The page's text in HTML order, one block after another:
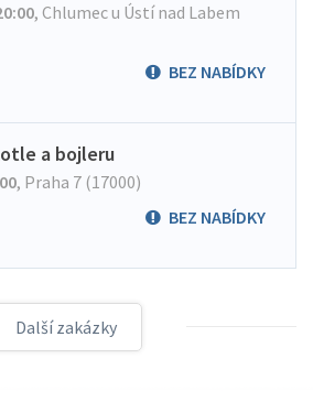
, Chlumec u Ústí nad Labem
BEZ NABÍDKY
a bojleru
, Praha 7 (17000)
BEZ NABÍDKY
Další zakázky